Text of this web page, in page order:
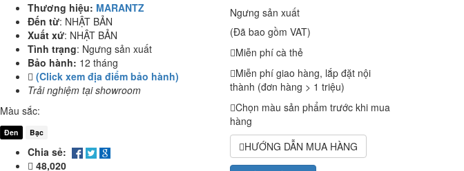
Thương hiệu: MARANTZ
Đến từ: NHẬT BẢN
Xuất xứ: NHẬT BẢN
Tình trạng: Ngưng sản xuất
Bảo hành: 12 tháng
(Click xem địa điểm bảo hành)
Trải nghiệm tại showroom
Màu sắc:
Đen Bạc
Chia sẻ:
48,020
Ngưng sản xuất
(Đã bao gồm VAT)
Miễn phí cà thẻ
Miễn phí giao hàng, lắp đặt nội
thành (đơn hàng > 1 triệu)
Chọn màu sản phẩm trước khi mua
hàng
HƯỚNG DẪN MUA HÀNG